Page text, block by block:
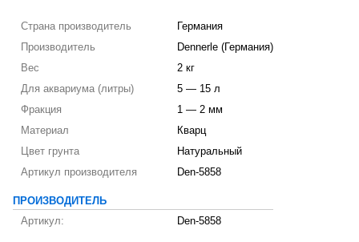
Страна производитель
Германия
Производитель
Dennerle (Германия)
Вес
2 кг
Для аквариума (литры)
5 — 15 л
Фракция
1 — 2 мм
Материал
Кварц
Цвет грунта
Натуральный
Артикул производителя
Den-5858
ПРОИЗВОДИТЕЛЬ
Артикул:
Den-5858